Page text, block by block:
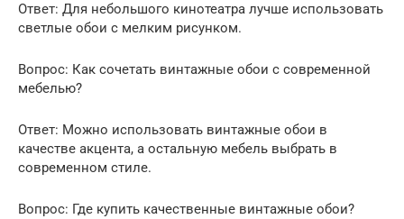
Ответ: Для небольшого кинотеатра лучше использовать
светлые обои с мелким рисунком.
Вопрос: Как сочетать винтажные обои с современной
мебелью?
Ответ: Можно использовать винтажные обои в
качестве акцента, а остальную мебель выбрать в
современном стиле.
Вопрос: Где купить качественные винтажные обои?